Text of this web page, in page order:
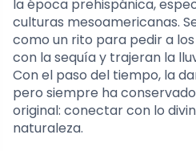
la época prehispánica,
culturas mesoamericanas.
como un rito para pedir a
con la sequía y trajeran la
Con el paso del tiempo, la
pero siempre ha
original: conectar con lo
naturaleza.